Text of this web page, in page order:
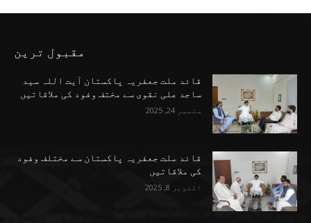
مقبول ترین
قائد ملت جعفریہ پاکستان آیت اللہ سید
ساجد علی نقوی سے مختف وفود کی ملاقاتیں
ستمبر 24, 2025
قائد ملت جعفریہ پاکستان سے مختلف وفود
کی ملاقاتیں
اکتوبر 8, 2025